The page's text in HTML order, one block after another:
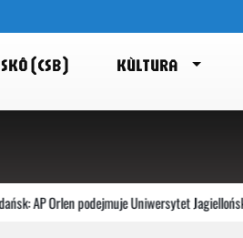
(CSB) KÙLTURA
Orlen podejmuje Uniwersytet Jagielloński